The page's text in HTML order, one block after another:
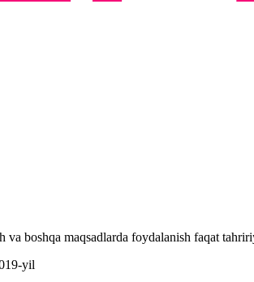
va boshqa maqsadlarda foydalanish faqat
yil